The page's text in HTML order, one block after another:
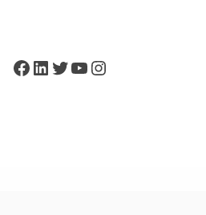
Facebook
LinkedIn
Twitter
YouTube
Instagram